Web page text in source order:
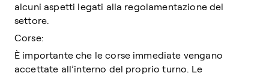
alcuni aspetti legati alla regolamentazione del
settore.
Corse:
È importante che le corse immediate vengano
accettate all’interno del proprio turno. Le